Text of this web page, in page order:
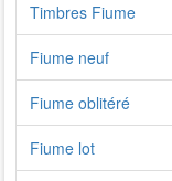
Timbres Fiume
Fiume neuf
Fiume oblitéré
Fiume lot